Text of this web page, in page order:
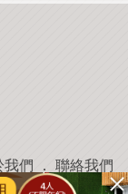
我們 ． 聯絡我們
景點． APP下載